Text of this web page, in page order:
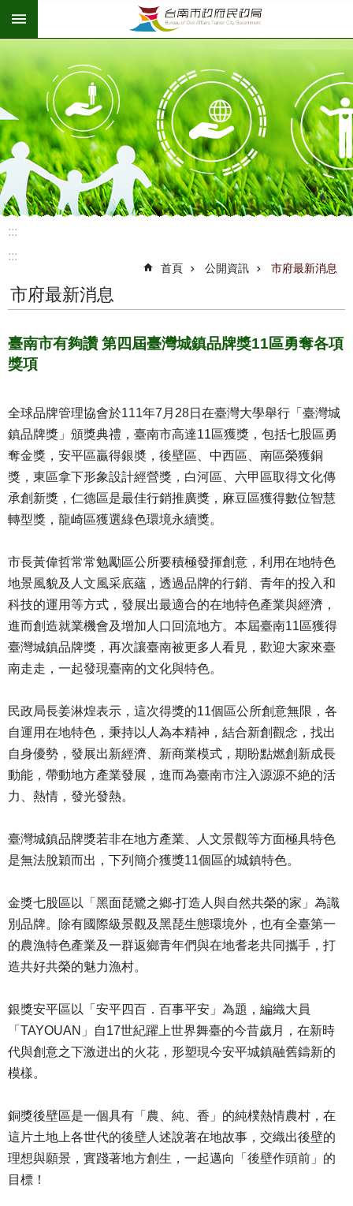
跳到主要內容區塊
:::
:::
首頁 公開資訊 市府最新消息
市府最新消息
臺南市有夠讚 第四屆臺灣城鎮品牌獎11區勇奪各項
獎項
全球品牌管理協會於111年7月28日在臺灣大學舉行「臺灣城
鎮品牌獎」頒獎典禮，臺南市高達11區獲獎，包括七股區勇
奪金獎，安平區贏得銀奬，後壁區、中西區、南區榮獲銅
獎，東區拿下形象設計經營獎，白河區、六甲區取得文化傳
承創新獎，仁德區是最佳行銷推廣獎，麻豆區獲得數位智慧
轉型獎，龍崎區獲選綠色環境永續獎。
市長黃偉哲常常勉勵區公所要積極發揮創意，利用在地特色
地景風貌及人文風采底蘊，透過品牌的行銷、青年的投入和
科技的運用等方式，發展出最適合的在地特色產業與經濟，
進而創造就業機會及增加人口回流地方。本屆臺南11區獲得
臺灣城鎮品牌獎，再次讓臺南被更多人看見，歡迎大家來臺
南走走，一起發現臺南的文化與特色。
民政局長姜淋煌表示，這次得獎的11個區公所創意無限，各
自運用在地特色，秉持以人為本精神，結合新創觀念，找出
自身優勢，發展出新經濟、新商業模式，期盼點燃創新成長
動能，帶動地方產業發展，進而為臺南市注入源源不絶的活
力、熱情，發光發熱。
臺灣城鎮品牌獎若非在地方產業、人文景觀等方面極具特色
是無法脫穎而出，下列簡介獲獎11個區的城鎮特色。
金獎七股區以「黑面琵鷺之鄉-打造人與自然共榮的家」為識
別品牌。除有國際級景觀及黑琵生態環境外，也有全臺第一
的農漁特色產業及一群返鄉青年們與在地耆老共同攜手，打
造共好共榮的魅力漁村。
銀獎安平區以「安平四百．百事平安」為題，編織大員
「TAYOUAN」自17世紀躍上世界舞臺的今昔歲月，在新時
代與創意之下激迸出的火花，形塑現今安平城鎮融舊鑄新的
模樣。
銅獎後壁區是一個具有「農、純、香」的純樸熱情農村，在
這片土地上各世代的後壁人述說著在地故事，交織出後壁的
理想與願景，實踐著地方創生，一起邁向「後壁作頭前」的
目標！